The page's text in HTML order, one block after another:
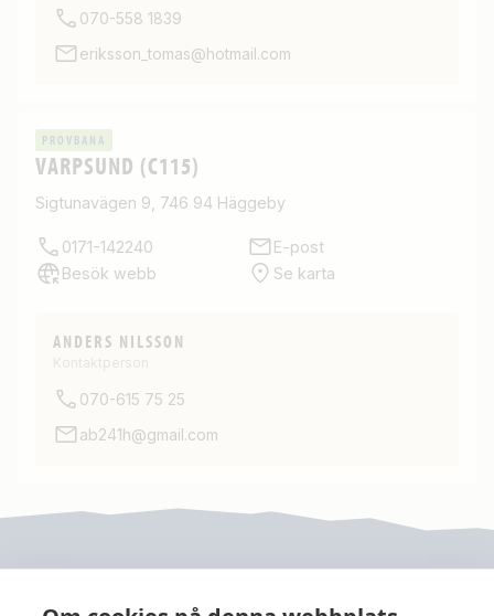
070-558 1839
eriksson_tomas@hotmail.com
PROVBANA
VARPSUND (C115)
Sigtunavägen 9, 746 94 Häggeby
0171-142240
E-post
Besök webb
Se karta
ANDERS NILSSON
Kontaktperson
070-615 75 25
ab241h@gmail.com